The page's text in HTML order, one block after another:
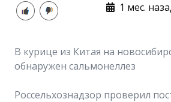
1 мес.
В курице из Китая на
обнаружен сальмонеллез
Россельхознадзор проверил